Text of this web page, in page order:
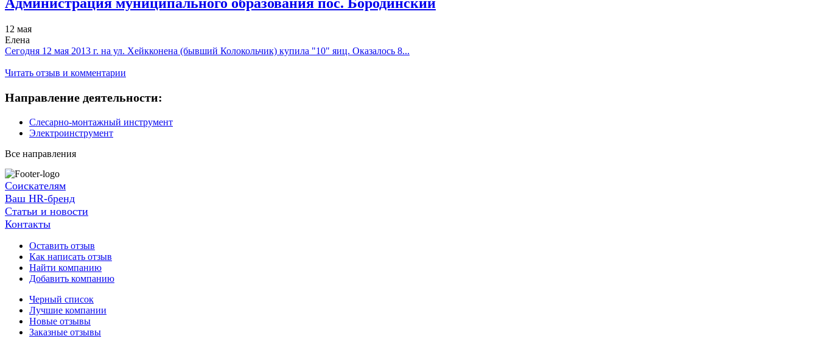
Администрация муниципального образования пос. Бородинский
12 мая
Елена
Сегодня 12 мая 2013 г. на ул. Хейкконена (бывший Колокольчик) купила "10" яиц. Оказалось 8...
Читать отзыв и комментарии
Направление деятельности:
Слесарно-монтажный инструмент
Электроинструмент
Все направления
Соискателям
Ваш HR-бренд
Статьи и новости
Контакты
Оставить отзыв
Как написать отзыв
Найти компанию
Добавить компанию
Черный список
Лучшие компании
Новые отзывы
Заказные отзывы